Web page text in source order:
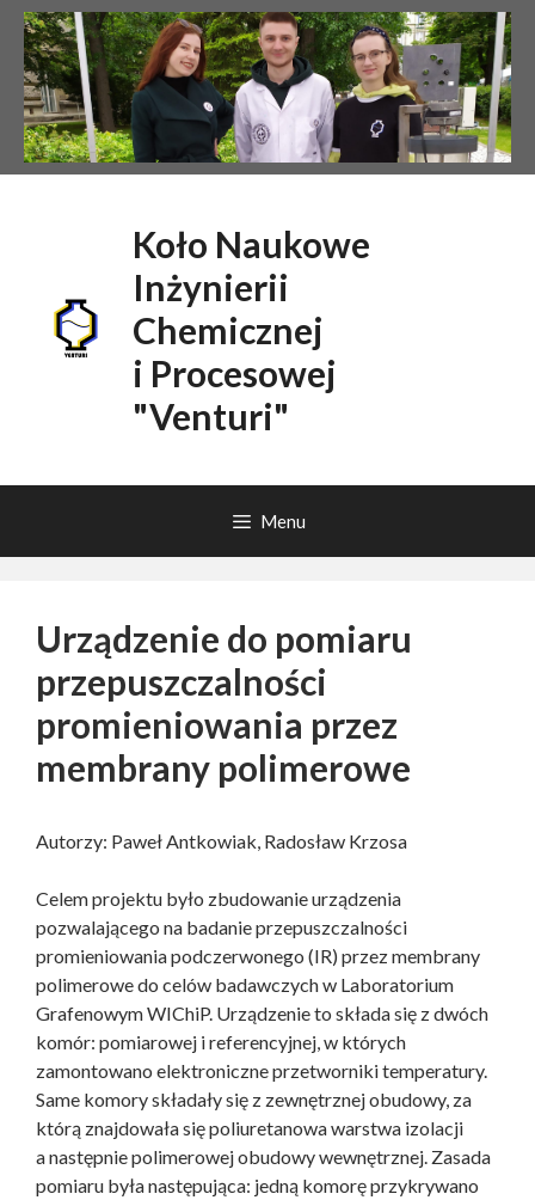
Przejdź
treści
Koło Naukowe
Inżynierii
Chemicznej
i Procesowej
"Venturi"
Menu
Urządzenie do pomiaru
przepuszczalności
promieniowania przez
membrany polimerowe
Autorzy: Paweł Antkowiak, Radosław Krzosa
Celem projektu było zbudowanie urządzenia
pozwalającego na badanie przepuszczalności
promieniowania podczerwonego (IR) przez membrany
polimerowe do celów badawczych w Laboratorium
Grafenowym WIChiP. Urządzenie to składa się z dwóch
komór: pomiarowej i referencyjnej, w których
zamontowano elektroniczne przetworniki temperatury.
Same komory składały się z zewnętrznej obudowy, za
którą znajdowała się poliuretanowa warstwa izolacji
a następnie polimerowej obudowy wewnętrznej. Zasada
pomiaru była następująca: jedną komorę przykrywano